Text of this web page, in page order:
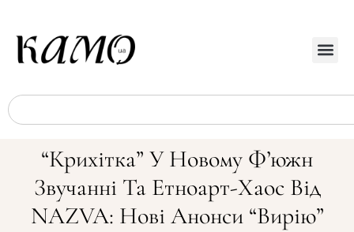
“Крихітка” У Новому Фʼюжн
Звучанні Та Етноарт-Хаос Від
NAZVA: Нові Анонси “Вирію”